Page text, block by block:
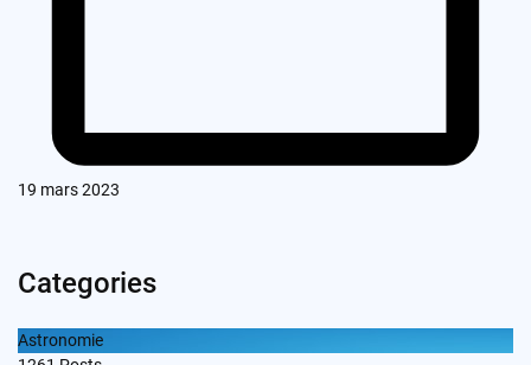
19 mars 2023
Categories
Astronomie